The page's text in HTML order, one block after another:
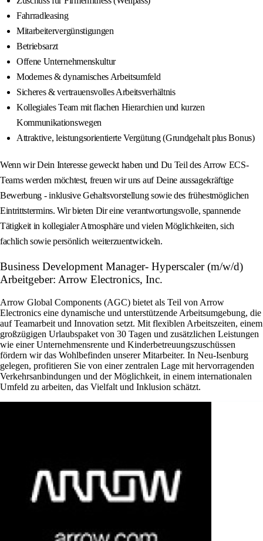
Fahrradleasing
Mitarbeitervergünstigungen
Betriebsarzt
Offene Unternehmenskultur
Modernes & dynamisches Arbeitsumfeld
Sicheres & vertrauensvolles Arbeitsverhältnis
Kollegiales Team mit flachen Hierarchien und kurzen
Kommunikationswegen
Attraktive, leistungsorientierte Vergütung (Grundgehalt plus Bonus)
Wenn wir Dein Interesse geweckt haben und Du Teil des Arrow ECS-
Teams werden möchtest, freuen wir uns auf Deine aussagekräftige
Bewerbung - inklusive Gehaltsvorstellung sowie des frühestmöglichen
Eintrittstermins. Wir bieten Dir eine verantwortungsvolle, spannende
Tätigkeit in kollegialer Atmosphäre und vielen Möglichkeiten, sich
fachlich sowie persönlich weiterzuentwickeln.
Business Development Manager- Hyperscaler (m/w/d)
Arbeitgeber: Arrow Electronics, Inc.
Arrow Global Components (AGC) bietet als Teil von Arrow
Electronics eine dynamische und unterstützende Arbeitsumgebung, die
auf Teamarbeit und Innovation setzt. Mit flexiblen Arbeitszeiten, einem
großzügigen Urlaubspaket von 30 Tagen und zusätzlichen Leistungen
wie einer Unternehmensrente und Kinderbetreuungszuschüssen
fördern wir das Wohlbefinden unserer Mitarbeiter. In Neu-Isenburg
gelegen, profitieren Sie von einer zentralen Lage mit hervorragenden
Verkehrsanbindungen und der Möglichkeit, in einem internationalen
Umfeld zu arbeiten, das Vielfalt und Inklusion schätzt.